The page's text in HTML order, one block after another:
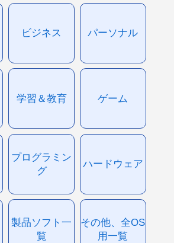
ビジネス パーソナル
学習＆教育 ゲーム
プログラミン
グ
ハードウェア
製品ソフト一
覧
その他、全OS
用一覧